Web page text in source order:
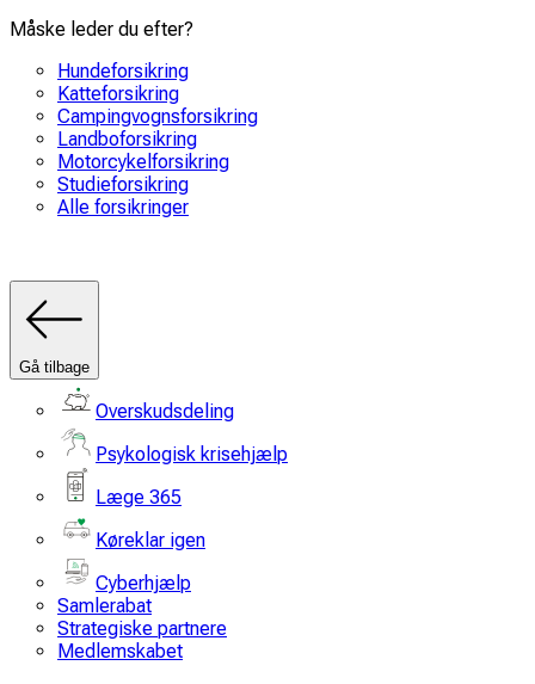
Måske leder du efter?
Hundeforsikring
Katteforsikring
Campingvognsforsikring
Landboforsikring
Motorcykelforsikring
Studieforsikring
Alle forsikringer
Gå tilbage
Overskudsdeling
Psykologisk krisehjælp
Læge 365
Køreklar igen
Cyberhjælp
Samlerabat
Strategiske partnere
Medlemskabet